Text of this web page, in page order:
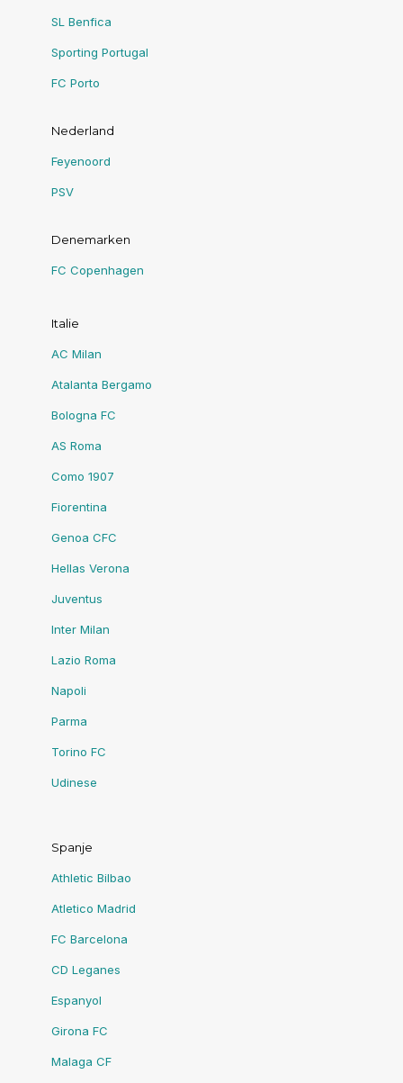
SL Benfica
Sporting Portugal
FC Porto
Nederland
Feyenoord
PSV
Denemarken
FC Copenhagen
Italie
AC Milan
Atalanta Bergamo
Bologna FC
AS Roma
Como 1907
Fiorentina
Genoa CFC
Hellas Verona
Juventus
Inter Milan
Lazio Roma
Napoli
Parma
Torino FC
Udinese
Spanje
Athletic Bilbao
Atletico Madrid
FC Barcelona
CD Leganes
Espanyol
Girona FC
Malaga CF